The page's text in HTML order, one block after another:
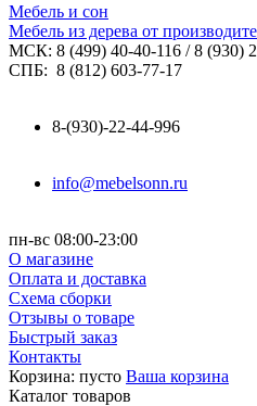
Мебель и сон
Мебель из дерева от
МСК: 8 (499) 40-40-116 / 8 (930)
СПБ: 8 (812) 603-77-17
8-(930)-22-44-996
info@mebelsonn.ru
пн-вс 08:00-23:00
О магазине
Оплата и доставка
Схема сборки
Отзывы о товаре
Быстрый заказ
Контакты
Корзина: пусто Ваша корзина
Каталог товаров